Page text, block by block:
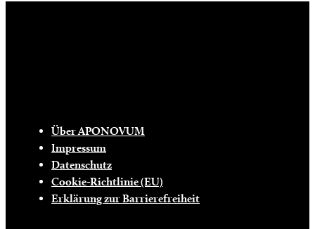
Über APONOVUM
Impressum
Datenschutz
Cookie-Richtlinie (EU)
Erklärung zur Barrierefreiheit